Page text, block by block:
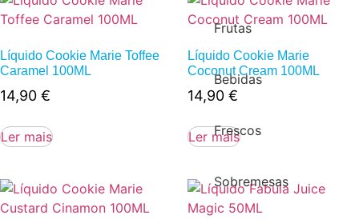
Frutas
Bebidas
Frescos
Sobremesas
Líquido Cookie Marie Toffee
Caramel 100ML
14,90 €
Ler mais
Líquido Cookie Marie
Coconut Cream 100ML
14,90 €
Ler mais